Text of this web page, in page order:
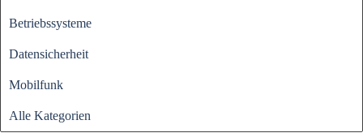
Betriebssysteme
Datensicherheit
Mobilfunk
Alle Kategorien